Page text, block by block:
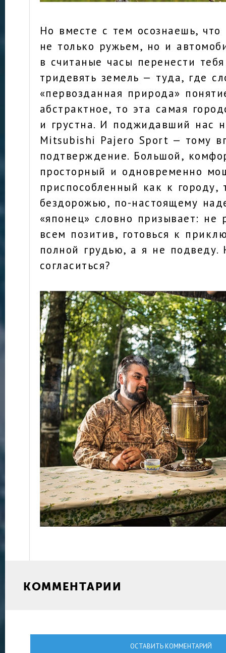
Но вместе с тем осознаешь,
не только ружьем, но и
в считаные часы перенести
тридевять земель — туда, где
«первозданная природа»
абстрактное, то эта самая
и грустна. И поджидавший нас
Mitsubishi Pajero Sport — тому
подтверждение. Большой,
просторный и одновременно
приспособленный как к городу,
бездорожью, по-настоящему
«японец» словно призывает: не
всем позитив, готовься к
полной грудью, а я не
согласиться?
КОММЕНТАРИИ
ОСТАВИТЬ КОММЕНТАРИЙ